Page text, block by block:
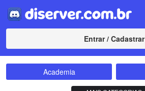
Entrar / Cadastrar
Academia